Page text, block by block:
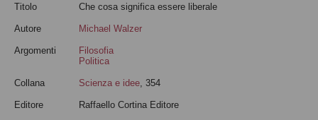
Titolo Che cosa significa essere liberale
Autore Michael Walzer
Argomenti
Filosofia
Politica
Collana Scienza e idee , 354
Editore Raffaello Cortina Editore